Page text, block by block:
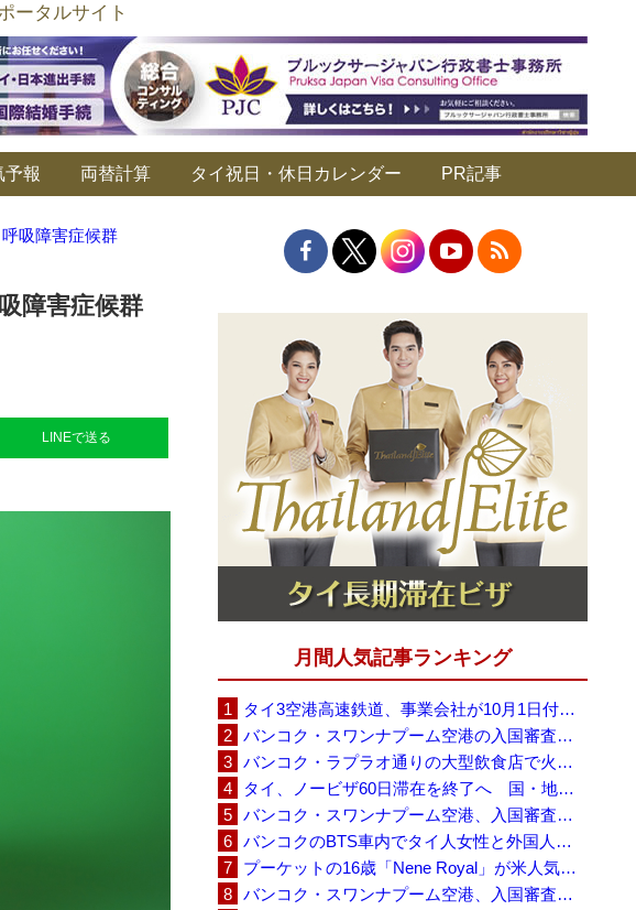
ータルサイト
予報 両替計算 タイ祝日・休日カレンダー PR記事
吸障害症候群
障害症候群
LINEで送る
月間人気記事ランキング
タイ3空港高速鉄道、事業会社が10月1日付の契約終了を通知 「現時点での撤退決定ではない」
バンコク・スワンナプーム空港の入国審査に長蛇の列、SNSで「3～4時間待ち」との投稿が拡散
バンコク・ラプラオ通りの大型飲食店で火災、27人死亡・多数負傷
タイ、ノービザ60日滞在を終了へ 国・地域別に30日・15日へ再編
バンコク・スワンナプーム空港、入国審査で2～3時間待ちの時間帯も 審査厳格化と人員不足が影響か
バンコクのBTS車内でタイ人女性と外国人学生グループが口論、騒音めぐる動画が拡散
プーケットの16歳「Nene Royal」が米人気番組で圧巻の演奏、審査員4人全員が「Yes」
バンコク・スワンナプーム空港、入国審査の自動化ゲート拡充へ 2026年9月に第2段階